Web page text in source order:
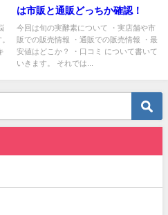
は市販と通販どっちか確認！
今回は旬の実酵素について ・実店舗や市
販での販売情報 ・通販での販売情報 ・最
安値はどこか？ ・口コミ について書いて
いきます。 それでは...